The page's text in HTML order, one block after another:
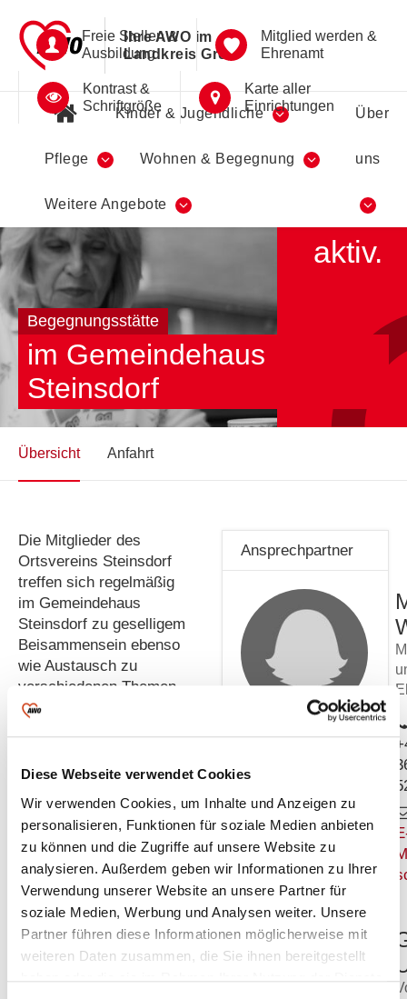
Diese Webseite verwendet Cookies
Wir verwenden Cookies, um Inhalte und Anzeigen zu
personalisieren, Funktionen für soziale Medien anbieten
zu können und die Zugriffe auf unsere Website zu
analysieren. Außerdem geben wir Informationen zu Ihrer
Verwendung unserer Website an unsere Partner für
soziale Medien, Werbung und Analysen weiter. Unsere
Partner führen diese Informationen möglicherweise mit
weiteren Daten zusammen, die Sie ihnen bereitgestellt
Ihre AWO im
Landkreis Greiz
Freie Stellen &
Ausbildung
Mitglied werden &
Ehrenamt
Kontrast &
Schriftgröße
Karte aller
Einrichtungen
Kinder & Jugendliche
Pflege Wohnen & Begegnung
Weitere Angebote
Über
uns
Begegnungsstätte
im Gemeindehaus
Steinsdorf
sind
aktiv.
Übersicht Anfahrt
Die Mitglieder des
Ortsvereins Steinsdorf
treffen sich regelmäßig
im Gemeindehaus
Steinsdorf zu geselligem
Beisammensein ebenso
wie Austausch zu
verschiedenen Themen,
sportlichen oder
gemeinsamen
gehören:
Vorträge zu aktuellen
Themen
Reiseberichte
musikalische
Veranstaltungen
Ansprechpartner